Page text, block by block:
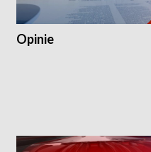
Opinie